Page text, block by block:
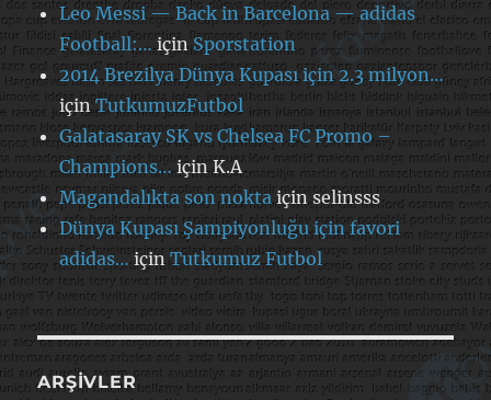
Leo Messi — Back in Barcelona — adidas
Football:…içinSporstation
2014 Brezilya Dünya Kupası için 2.3 milyon…
içinTutkumuzFutbol
Galatasaray SK vs Chelsea FC Promo –
Champions…içinK.A
Magandalıkta son nokta içinselinsss
Dünya Kupası Şampiyonluğu için favori
adidas… içinTutkumuz Futbol
ARŞIVLER